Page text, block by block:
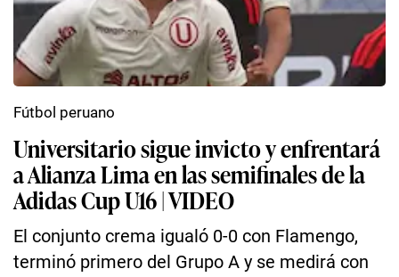
Universitario sigue invicto y enfrentará
a Alianza Lima en las semifinales de la
Adidas Cup U16 | VIDEO
El conjunto crema igualó 0-0 con Flamengo,
terminó primero del Grupo A y se medirá con
Fútbol peruano